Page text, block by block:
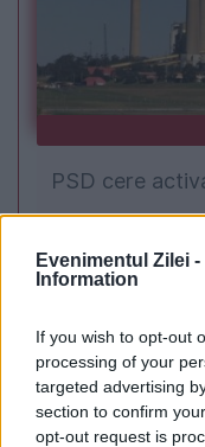
Evenimentul Zilei -
Information
If you wish to opt-out
processing of your
targeted advertising
section to confirm
opt-out request is
PSD cere
de urgență
menținerea